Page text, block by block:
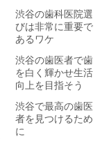
渋谷の歯科医院選
びは非常に重要で
あるワケ
渋谷の歯医者で歯
を白く輝かせ生活
向上を目指そう
渋谷で最高の歯医
者を見つけるため
に